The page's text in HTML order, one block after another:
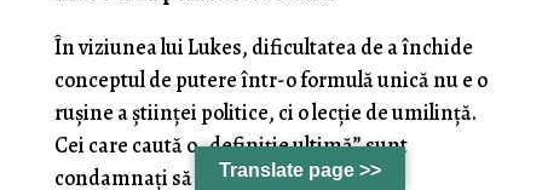
În viziunea lui Lukes, dificultatea de a închide
conceptul de putere într-o formulă unică nu e o
rușine a științei politice, ci o lecție de umilință.
Cei care caută o „definiție ultimă” sunt
condamnați să piardă tocmai esența
Translate page >>